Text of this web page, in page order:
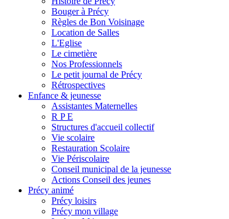
Bouger à Précy
Règles de Bon Voisinage
Location de Salles
L'Eglise
Le cimetière
Nos Professionnels
Le petit journal de Précy
Rétrospectives
Enfance & jeunesse
Assistantes Maternelles
R P E
Structures d'accueil collectif
Vie scolaire
Restauration Scolaire
Vie Périscolaire
Conseil municipal de la jeunesse
Actions Conseil des jeunes
Précy animé
Précy loisirs
Précy mon village